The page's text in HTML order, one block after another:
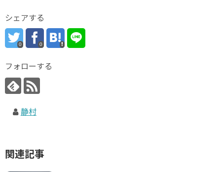
シェアする
0 0
フォローする
静村
関連記事